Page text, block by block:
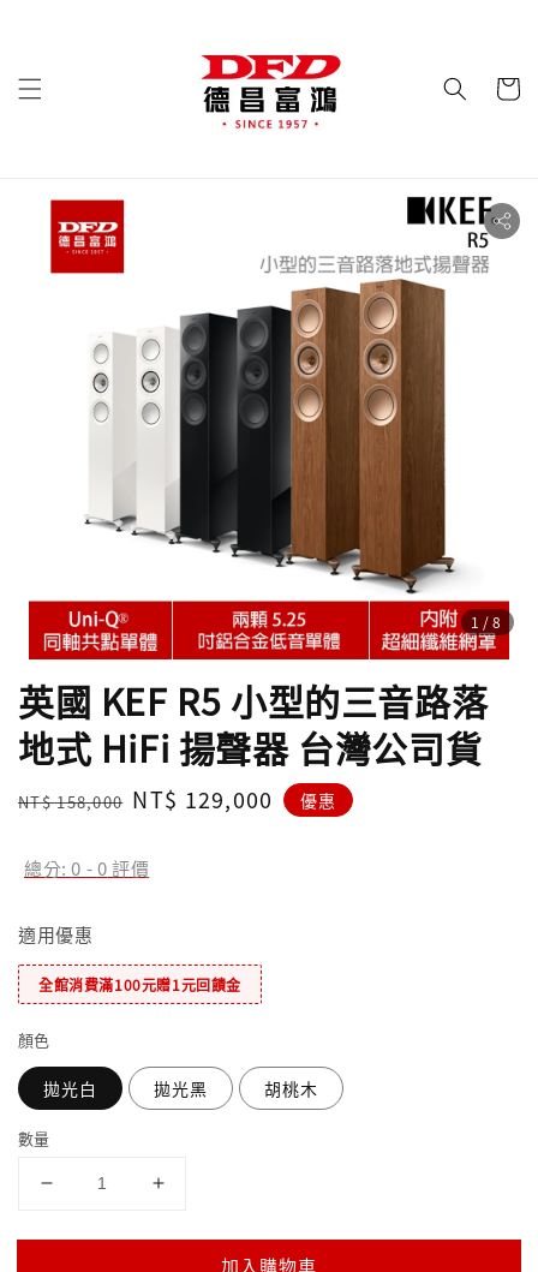
1 /8
英國 KEF R5 小型的三音路落
地式 HiFi 揚聲器 台灣公司貨
Regular
NT$ 158,000 Sale
NT$ 129,000 優惠
總分:0 -0評價
適用優惠
全館消費滿100元贈1元回饋金
顏色
拋光白 拋光黑 胡桃木
數量
加入購物車